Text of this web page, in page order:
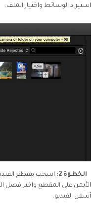
استيراد الوسائط واختيار الملف.
الخطوة 2:
اسحب مقطع الفيديو
الأيمن على المقطع واختر
أسفل الفيديو.